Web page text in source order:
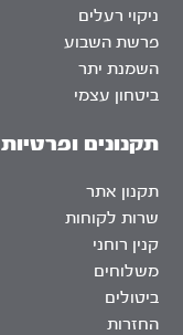
ניקוי רעלים
פרשת השבוע
השמנת יתר
ביטחון עצמי
תקנונים ופרטיות
תקנון אתר
שרות לקוחות
קנין רוחני
משלוחים
ביטולים
החזרות